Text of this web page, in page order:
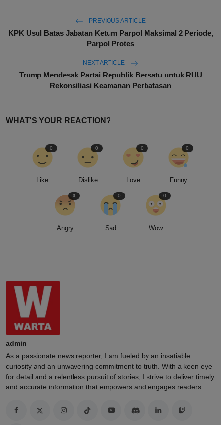
PREVIOUS ARTICLE
KPK Usul Batas Jabatan Ketum Parpol Maksimal 2 Periode,
Parpol Protes
NEXT ARTICLE
Trump Mendesak Partai Republik Bersatu untuk RUU
Rekonsiliasi Keamanan Perbatasan
WHAT'S YOUR REACTION?
Like
0
Dislike
0
Love
0
Funny
0
Angry
0
Sad
0
Wow
0
admin
As a passionate news reporter, I am fueled by an insatiable
curiosity and an unwavering commitment to truth. With a keen eye
for detail and a relentless pursuit of stories, I strive to deliver timely
and accurate information that empowers and engages readers.